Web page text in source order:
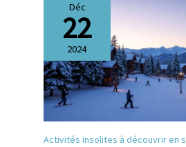
Déc
22
2024
Activités insolites à découvrir en